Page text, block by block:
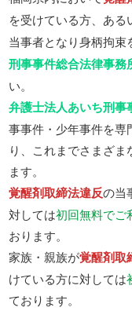
を受けている方、あ
当事者となり身柄拘
刑事事件総合法律事務
い。
弁護士法人あいち刑
事事件・少年事件を専
り、これまでさまざ
ます。
覚醒剤取締法違反の当
対しては初回無料でご
おります。
家族・親族が覚醒剤取
けている方に対しては
ております。